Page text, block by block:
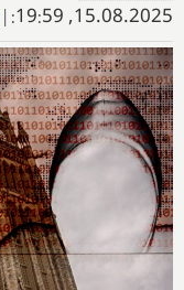
15.08.2025, 19:59:
|